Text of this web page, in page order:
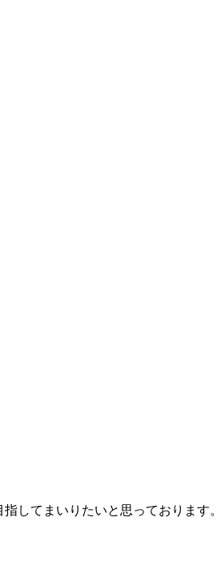
してまいりたいと思っております。